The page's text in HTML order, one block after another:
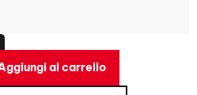
al carrello